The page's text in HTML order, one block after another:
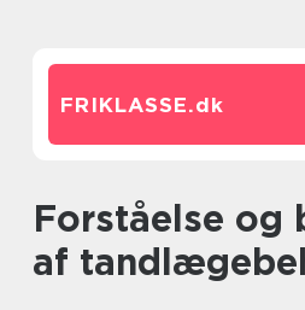
FRIKLASSE.dk
Forståelse og betydning
af